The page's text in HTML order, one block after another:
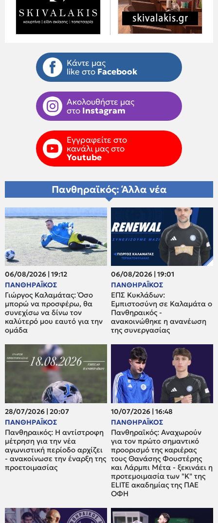
Κάντε μας
like στο Facebook
Ακολουθήστε μας
στο Instagram
Εγγραφείτε στο
κανάλι μας στο
Youtube
Πανθηραϊκός: Άλλα νέα
06/08/2026 | 19:12
ΠΑΝΘΗΡΑΪΚΟΣ
Γιώργος Καλαμάτας: Όσο
μπορώ να προσφέρω, θα
συνεχίσω να δίνω τον
καλύτερό μου εαυτό για την
ομάδα
06/08/2026 | 19:01
ΠΑΝΘΗΡΑΪΚΟΣ
ΕΠΣ Κυκλάδων:
Εμπιστοσύνη σε Καλαμάτα ο
Πανθηραικός -
ανακοινώθηκε η ανανέωση
της συνεργασίας
28/07/2026 | 20:07
ΠΑΝΘΗΡΑΪΚΟΣ
Πανθηραικός: Η αντίστροφη
μέτρηση για την νέα
αγωνιστική περίοδο αρχίζει
- ανακοίνωσε την έναρξη της
προετοιμασίας
10/07/2026 | 16:48
ΠΑΝΘΗΡΑΪΚΟΣ
Πανθηραϊκός: Αναχωρούν
για τον πρώτο σημαντικό
προορισμό της καριέρας
τους Θανάσης Φουστέρης
και Λάρμπι Μέτα - ξεκινάει η
προτεμοιμασία των "Κ" της
ELITE ακαδημίας της ΠΑΕ
ΟΦΗ